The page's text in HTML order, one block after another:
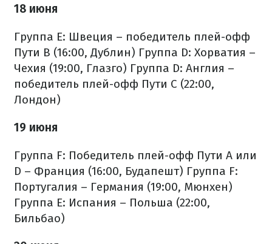
18 июня
Группа E: Швеция – победитель плей-офф
Пути B (16:00, Дублин) Группа D: Хорватия –
Чехия (19:00, Глазго) Группа D: Англия –
победитель плей-офф Пути C (22:00,
Лондон)
19 июня
Группа F: Победитель плей-офф Пути A или
D – Франция (16:00, Будапешт) Группа F:
Португалия – Германия (19:00, Мюнхен)
Группа E: Испания – Польша (22:00,
Бильбао)